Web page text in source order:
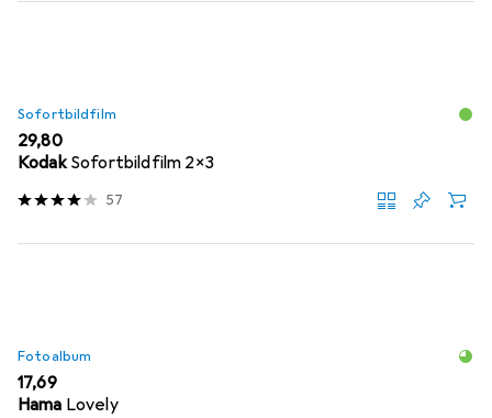
Sofortbildfilm
EUR
29,80
Kodak Sofortbildfilm 2x3
57
Fotoalbum
EUR
17,69
Hama Lovely